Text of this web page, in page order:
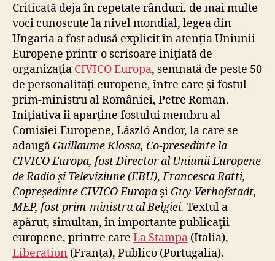
Criticată deja în repetate rânduri, de mai multe
voci cunoscute la nivel mondial, legea din
Ungaria a fost adusă explicit în atenția Uniunii
Europene printr-o scrisoare iniţiată de
organizaţia CIVICO Europa, semnată de peste 50
de personalități europene, între care și fostul
prim-ministru al României, Petre Roman.
Inițiativa îi aparține fostului membru al
Comisiei Europene, László Andor, la care se
adaugă Guillaume Klossa, Co-presedinte la
CIVICO Europa, fost Director al Uniunii Europene
de Radio și Televiziune (EBU),Francesca Ratti,
Copreședinte CIVICO Europa și Guy Verhofstadt,
MEP, fost prim-ministru al Belgiei. Textul a
apărut, simultan, în importante publicaţii
europene, printre care La Stampa (Italia),
Liberation (Franța), Publico (Portugalia).